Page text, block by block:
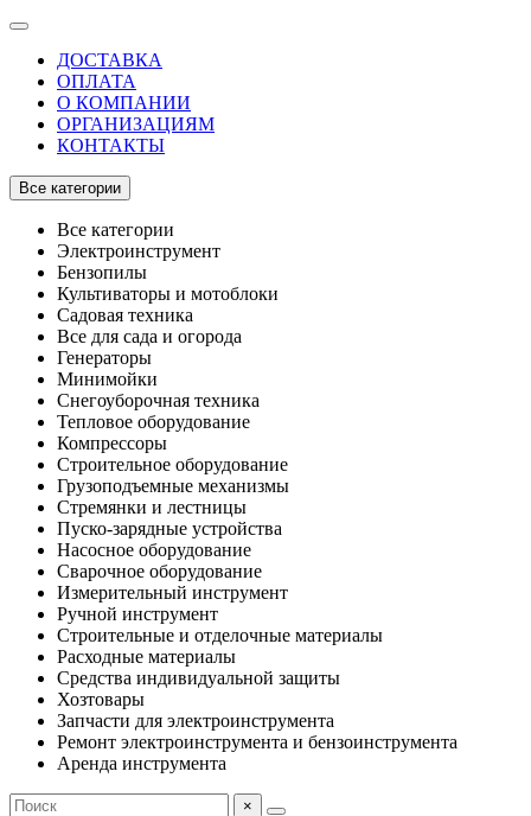
ДОСТАВКА
ОПЛАТА
О КОМПАНИИ
ОРГАНИЗАЦИЯМ
КОНТАКТЫ
Все категории
Все категории
Электроинструмент
Бензопилы
Культиваторы и мотоблоки
Садовая техника
Все для сада и огорода
Генераторы
Минимойки
Снегоуборочная техника
Тепловое оборудование
Компрессоры
Строительное оборудование
Грузоподъемные механизмы
Стремянки и лестницы
Пуско-зарядные устройства
Насосное оборудование
Сварочное оборудование
Измерительный инструмент
Ручной инструмент
Строительные и отделочные материалы
Расходные материалы
Средства индивидуальной защиты
Хозтовары
Запчасти для электроинструмента
Ремонт электроинструмента и бензоинструмента
Аренда инструмента
×